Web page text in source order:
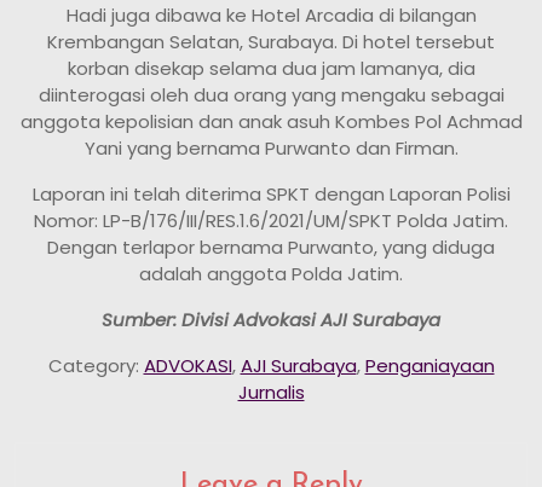
Hadi juga dibawa ke Hotel Arcadia di bilangan
Krembangan Selatan, Surabaya. Di hotel tersebut
korban disekap selama dua jam lamanya, dia
diinterogasi oleh dua orang yang mengaku sebagai
anggota kepolisian dan anak asuh Kombes Pol Achmad
Yani yang bernama Purwanto dan Firman.
Laporan ini telah diterima SPKT dengan Laporan Polisi
Nomor: LP-B/176/III/RES.1.6/2021/UM/SPKT Polda Jatim.
Dengan terlapor bernama Purwanto, yang diduga
adalah anggota Polda Jatim.
Sumber: Divisi Advokasi AJI Surabaya
Category: ADVOKASI,AJI Surabaya,Penganiayaan
Jurnalis